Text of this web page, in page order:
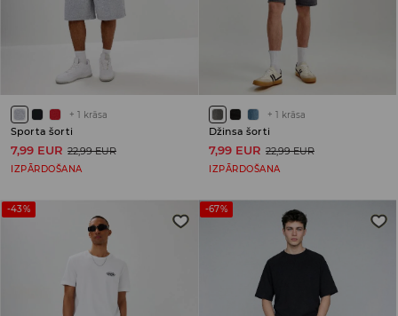
+ 1 krāsa
Sporta šorti
7,99 EUR 22,99 EUR
IZPĀRDOŠANA
+ 1 krāsa
Džinsa šorti
7,99 EUR 22,99 EUR
IZPĀRDOŠANA
-43% -67%